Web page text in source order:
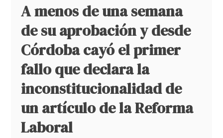
A menos de una semana
de su aprobación y desde
Córdoba cayó el primer
fallo que declara la
inconstitucionalidad de
un artículo de la Reforma
Laboral